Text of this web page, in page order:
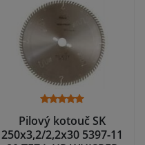
Pilový kotouč SK
250x3,2/2,2x30 5397-11